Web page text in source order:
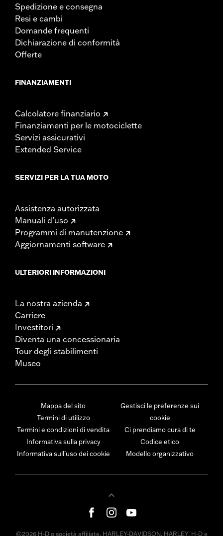
Spedizione e consegna
Resi e cambi
Domande frequenti
Dichiarazione di conformità
Offerte
FINANZIAMENTI
Calcolatore finanziario
Finanziamenti per le motociclette
Servizi assicurativi
Extended Service
SERVIZI PER LA TUA MOTO
Assistenza autorizzata
Manuali d’uso
Programmi di manutenzione
Aggiornamenti software
ULTERIORI INFORMAZIONI
La nostra azienda
Carriere
Investitori
Diventa una concessionaria
Tour degli stabilimenti
Museo
Mappa del sito
Termini di utilizzo
Termini e condizioni di vendita
Informativa sulla privacy
Informativa sull’uso dei cookie
Gestisci le preferenze sui
cookie
Ci prendiamo cura di te
Codice etico
Modello organizzativo
©2026 H-D o società affiliate. HARLEY-DAVIDSON, HARLEY, H-D e